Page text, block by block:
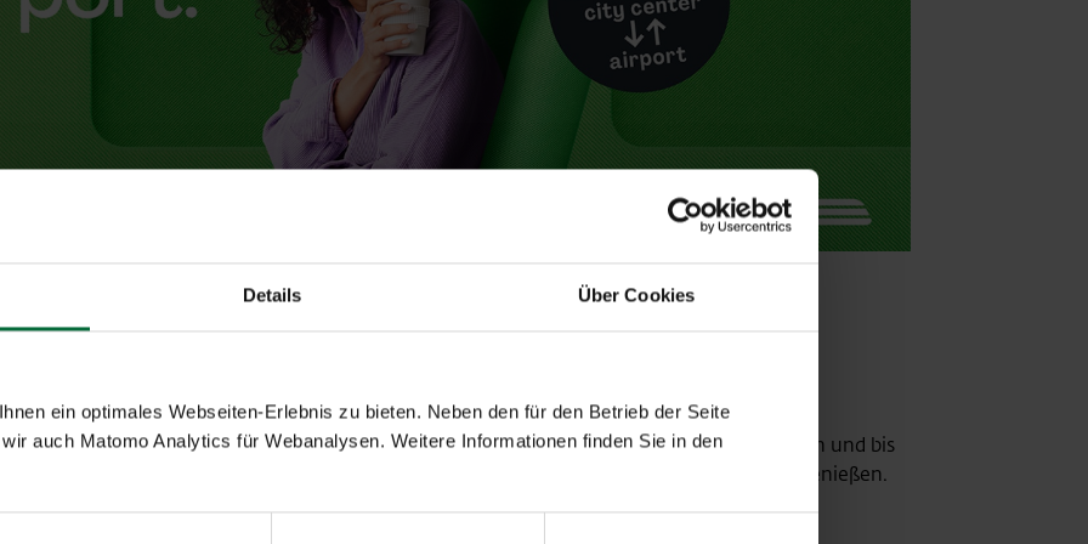
Details Über Cookies
ein optimales Webseiten-Erlebnis zu bieten. Neben den für den Betrieb der Seite
auch Matomo Analytics für Webanalysen. Weitere Informationen finden Sie in den
City Check-In – Gepäck in Wien Mitte
alle Leistungen eines Flughafen-Terminals geboten: Hier kann man ab 24 Stunden und bis
erhält seine Bordkarte und kann den Rest der Anreise ebenso bequem wie stressfrei genießen.
Flugzeug transportiert.